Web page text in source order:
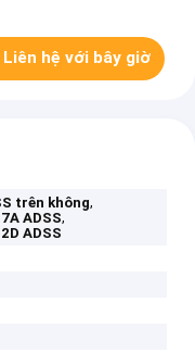
Liên hệ với bây giờ
trên không,
ADSS,
ADSS